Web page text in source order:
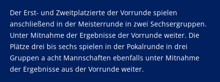
Der Erst- und Zweitplatzierte der Vorrunde spielen
anschließend in der Meisterrunde in zwei Sechsergruppen.
Unter Mitnahme der Ergebnisse der Vorrunde weiter. Die
Plätze drei bis sechs spielen in der Pokalrunde in drei
Gruppen a acht Mannschaften ebenfalls unter Mitnahme
der Ergebnisse aus der Vorrunde weiter.